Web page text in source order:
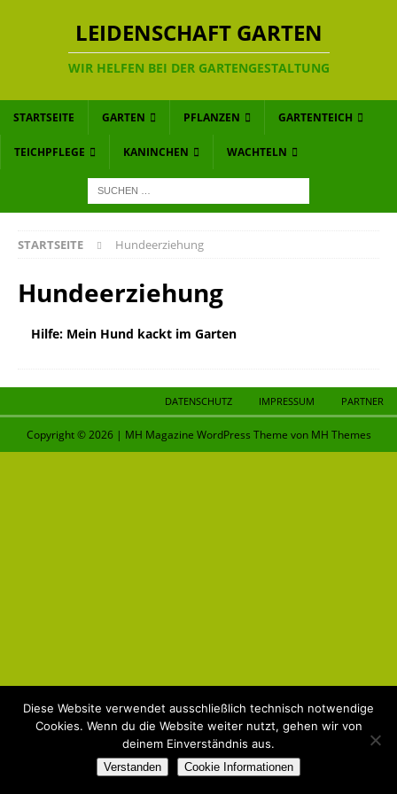
LEIDENSCHAFT GARTEN
WIR HELFEN BEI DER GARTENGESTALTUNG
STARTSEITE GARTEN PFLANZEN GARTENTEICH
TEICHPFLEGE KANINCHEN WACHTELN
STARTSEITE Hundeerziehung
Hundeerziehung
Hilfe: Mein Hund kackt im Garten
DATENSCHUTZ IMPRESSUM PARTNER
Copyright © 2026 | MH Magazine WordPress Theme von MH Themes
Diese Website verwendet ausschließlich technisch notwendige
Cookies. Wenn du die Website weiter nutzt, gehen wir von
deinem Einverständnis aus.
Verstanden Cookie Informationen